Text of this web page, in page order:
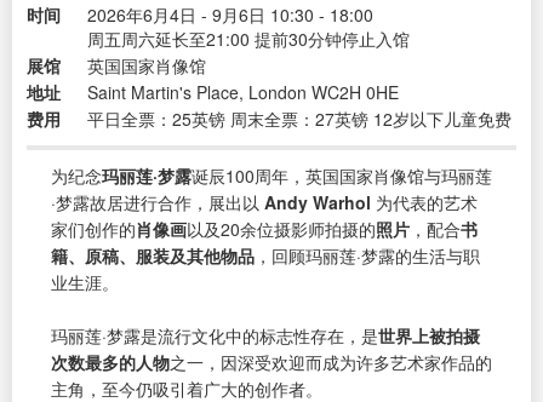
时间
2026年6月4日 - 9月6日 10:30 - 18:00
周五周六延长至21:00 提前30分钟停止入馆
展馆
英国国家肖像馆
地址
Saint Martin's Place, London WC2H 0HE
费用
平日全票：25英镑 周末全票：27英镑 12岁以下儿童免费
为纪念玛丽莲·梦露诞辰100周年，英国国家肖像馆与玛丽莲
·梦露故居进行合作，展出以 Andy Warhol 为代表的艺术
家们创作的肖像画以及20余位摄影师拍摄的照片 ，配合书
籍、原稿、服装及其他物品 ，回顾玛丽莲·梦露的生活与职
业生涯。
玛丽莲·梦露是流行文化中的标志性存在，是世界上被拍摄
次数最多的人物之一，因深受欢迎而成为许多艺术家作品的
主角，至今仍吸引着广大的创作者。